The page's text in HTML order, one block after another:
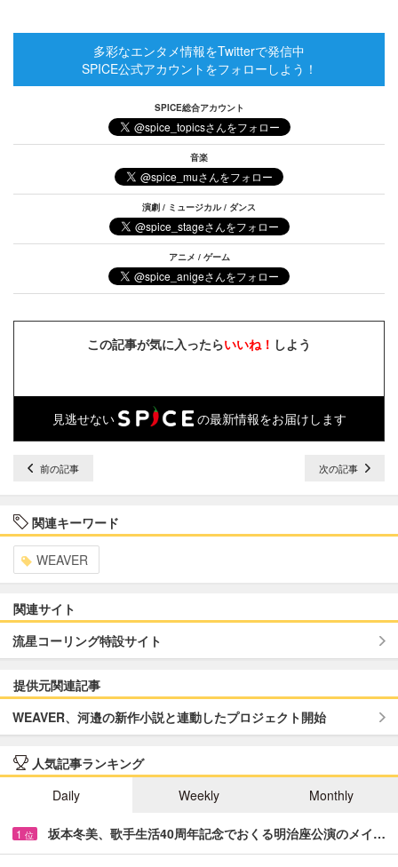
多彩なエンタメ情報をTwitterで発信中
SPICE公式アカウントをフォローしよう！
SPICE総合アカウント
音楽
演劇 / ミュージカル / ダンス
アニメ / ゲーム
この記事が気に入ったらいいね！ しよう
見逃せない の最新情報をお届けします
前の記事 次の記事
関連キーワード
WEAVER
関連サイト
流星コーリング特設サイト
提供元関連記事
WEAVER、河邉の新作小説と連動したプロジェクト開始
人気記事ランキング
Daily
Weekly Monthly
1 位 坂本冬美、歌手生活40周年記念でおくる明治座公演のメイ…